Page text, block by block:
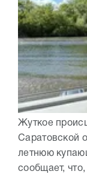
Жуткое
Саратовской
летнюю
сообщает,